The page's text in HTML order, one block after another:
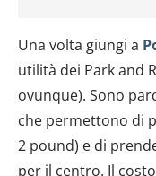
Una volta giungi a
utilità dei Park and
ovunque). Sono
che permettono di
2 pound) e di
per il centro. Il